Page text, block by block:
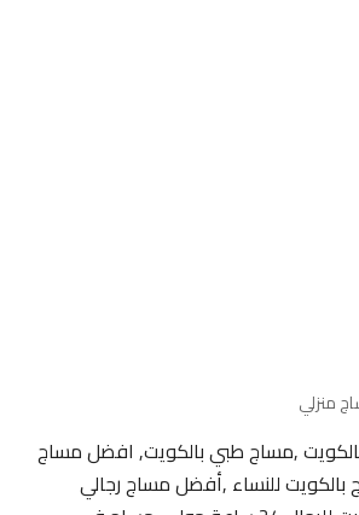
,مساج طبي بالكويت, افضل مساج
للنساء ,أفضل مساج رجالي